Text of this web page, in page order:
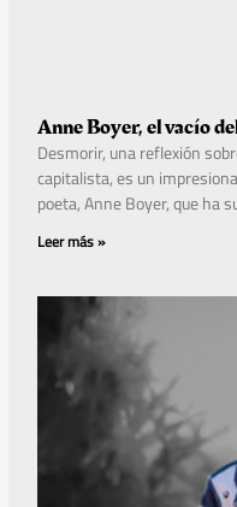
Anne Boyer, el vacío
Desmorir, una reflexión
capitalista, es un
poeta, Anne Boyer, que ha
Leer más »